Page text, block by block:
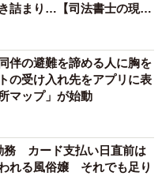
詰まり…【司法書士の現場
伴の避難を諦める人に胸を
受け入れ先をアプリに表
マップ」が始動
務 カード支払い日直前は
れる風俗嬢 それでも足り